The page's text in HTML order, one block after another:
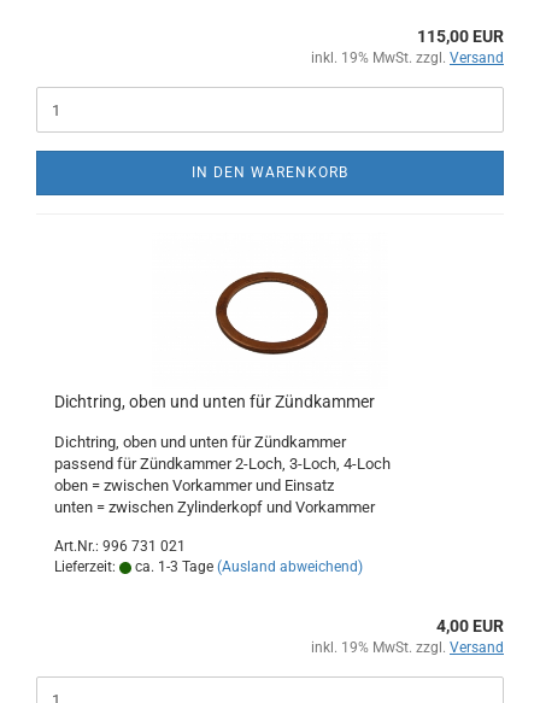
115,00 EUR
inkl. 19% MwSt. zzgl. Versand
IN DEN WARENKORB
Dichtring, oben und unten für Zündkammer
Dichtring, oben und unten für Zündkammer
passend für Zündkammer 2-Loch, 3-Loch, 4-Loch
oben = zwischen Vorkammer und Einsatz
unten = zwischen Zylinderkopf und Vorkammer
Art.Nr.: 996 731 021
Lieferzeit:
ca. 1-3 Tage (Ausland abweichend)
4,00 EUR
inkl. 19% MwSt. zzgl. Versand